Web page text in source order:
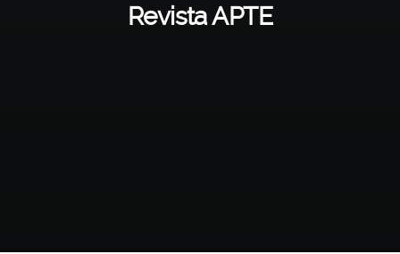
Revista APTE